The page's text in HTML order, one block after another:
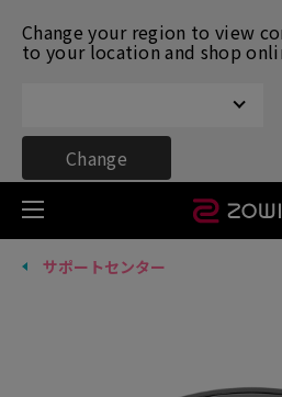
Change your region to view
to your location and shop
Change
サポートセンター